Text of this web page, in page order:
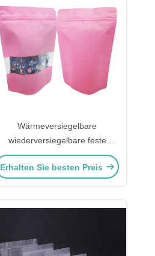
Wärmeversiegelbare
wiederversiegelbare feste
rosafarbene Folie Liner Mylar
Stand Up Zipper Taschen mit
Erhalten Sie besten Preis